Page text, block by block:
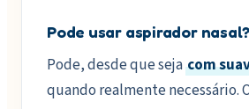
Pode usar aspirador nasal?
Pode, desde que seja com
quando realmente necessário.